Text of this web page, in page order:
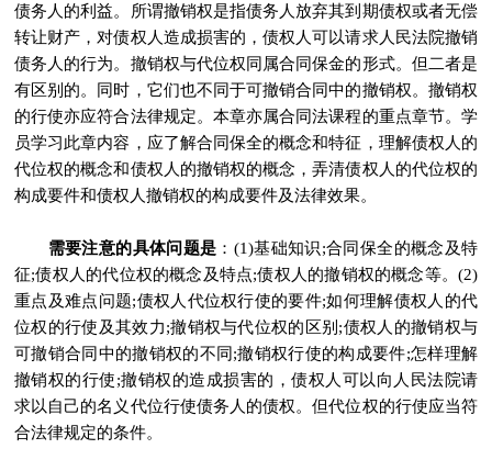
债务人的利益。所谓撤销权是指债务人放弃其到期债权或者无偿
转让财产，对债权人造成损害的，债权人可以请求人民法院撤销
债务人的行为。撤销权与代位权同属合同保金的形式。但二者是
有区别的。同时，它们也不同于可撤销合同中的撤销权。撤销权
的行使亦应符合法律规定。本章亦属合同法课程的重点章节。学
员学习此章内容，应了解合同保全的概念和特征，理解债权人的
代位权的概念和债权人的撤销权的概念，弄清债权人的代位权的
构成要件和债权人撤销权的构成要件及法律效果。
需要注意的具体问题是 ：(1)基础知识;合同保全的概念及特
征;债权人的代位权的概念及特点;债权人的撤销权的概念等。(2)
重点及难点问题;债权人代位权行使的要件;如何理解债权人的代
位权的行使及其效力;撤销权与代位权的区别;债权人的撤销权与
可撤销合同中的撤销权的不同;撤销权行使的构成要件;怎样理解
撤销权的行使;撤销权的造成损害的，债权人可以向人民法院请
求以自己的名义代位行使债务人的债权。但代位权的行使应当符
合法律规定的条件。